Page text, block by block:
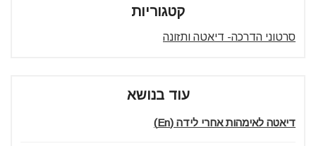
קטגוריות
סרטוני הדרכה- דיאטה ותזונה
עוד בנושא
דיאטה לאימהות אחרי לידה (En)